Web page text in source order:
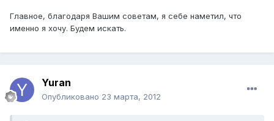
Главное, благодаря Вашим советам, я себе наметил, что
именно я хочу. Будем искать.
Yuran
Опубликовано 23 марта, 2012